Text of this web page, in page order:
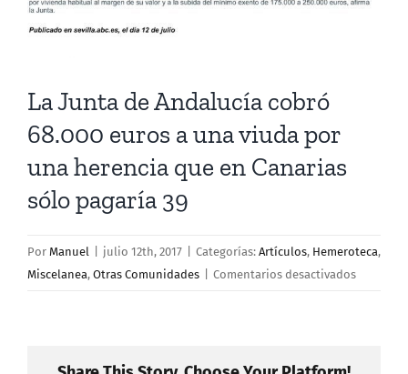
La Junta de Andalucía cobró
68.000 euros a una viuda por
una herencia que en Canarias
sólo pagaría 39
Por Manuel julio 12th, 2017 Categorías: Artículos, Hemeroteca,
Miscelanea, Otras Comunidades Comentarios desactivadosen